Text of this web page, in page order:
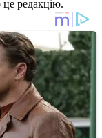
редакцію.